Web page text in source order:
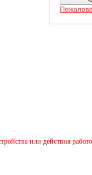
или действия